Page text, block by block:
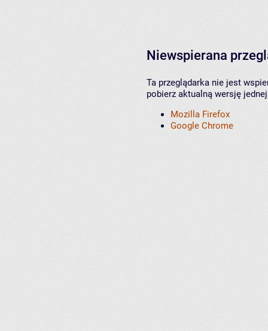
Niewspierana
Ta przeglądarka nie jest
pobierz aktualną wersję
Mozilla Firefox
Google Chrome